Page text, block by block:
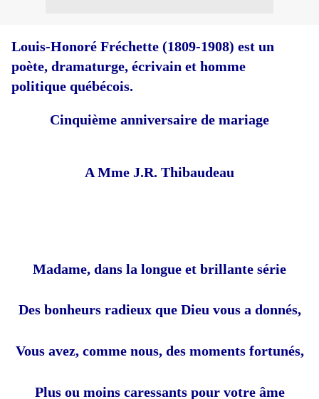
Louis-Honoré Fréchette (1809-1908) est un
poète, dramaturge, écrivain et homme
politique québécois.
Cinquième anniversaire de mariage
A Mme J.R. Thibaudeau
Madame, dans la longue et brillante série
Des bonheurs radieux que Dieu vous a donnés,
Vous avez, comme nous, des moments fortunés,
Plus ou moins caressants pour votre âme